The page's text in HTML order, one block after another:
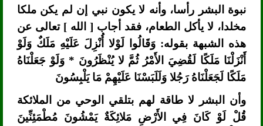
نبوة البشر رأسا، وأنه لا يكون نبي إن لم يكن ملكا
مخلدا، لا يأكل الطعام، فقد أجاب [ الله ] تعالى عن
هذه الشبهة بقوله: وَقَالُوا لَوْلا أُنْزِلَ عَلَيْهِ مَلَكٌ وَلَوْ
أَنْزَلْنَا مَلَكًا لَقُضِيَ الأَمْرُ ثُمَّ لا يُنْظَرُونَ * وَلَوْ جَعَلْنَاهُ
مَلَكًا لَجَعَلْنَاهُ رَجُلا وَلَلَبَسْنَا عَلَيْهِمْ مَا يَلْبِسُونَ
وأن البشر لا طاقة لهم بتلقي الوحي من الملائكة
قُلْ لَوْ كَانَ فِي الأَرْضِ مَلائِكَةٌ يَمْشُونَ مُطْمَئِنِّينَ